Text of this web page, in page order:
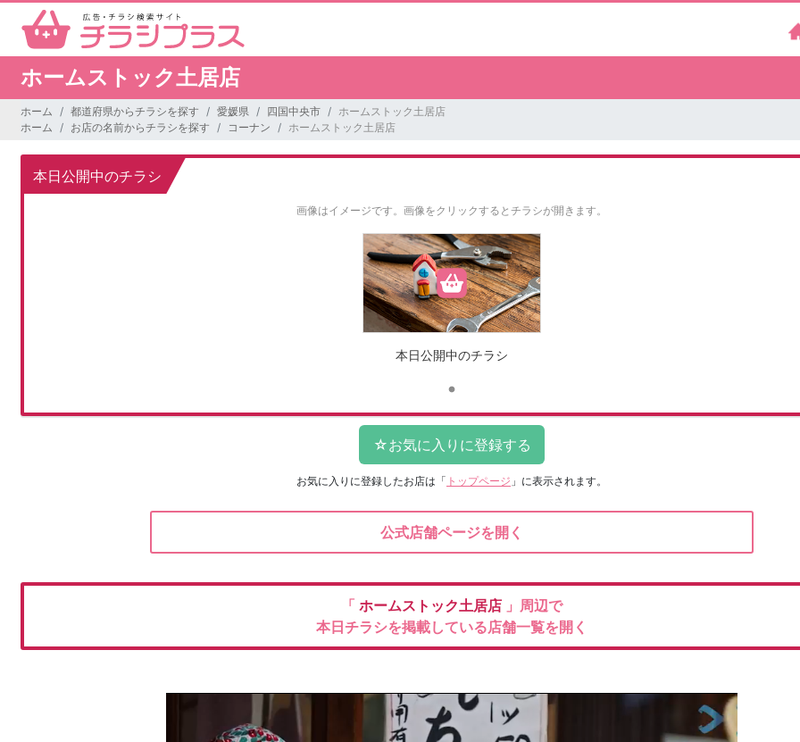
ホームストック土居店
ホーム 都道府県からチラシを探す 愛媛県 四国中央市
ホームストック土居店
ホーム
お店の名前からチラシを探す コーナン ホームストック土居店
本日公開中のチラシ
画像はイメージです。 画像をクリックするとチラシが開きます。
本日公開中のチラシ
お気に入りに登録したお店は 「 トップページ 」に表示されます。
公式店舗ページを開く
「 ホームストック土居店 」周辺で
本日チラシを掲載している店舗一覧を開く